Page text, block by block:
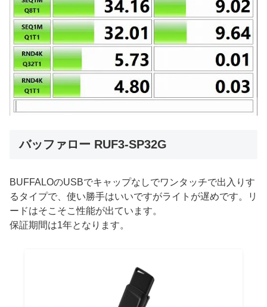
バッファロー RUF3-SP32G
BUFFALOのUSBでキャップなしでワンタッチで出入りす
るタイプで、使い勝手はいいですがライトが遅めです。リ
ードはそこそこ性能が出ています。
保証期間は1年となります。